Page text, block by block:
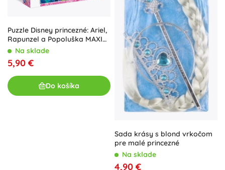
Puzzle Disney princezné: Ariel,
Rapunzel a Popoluška MAXI
60 dielikov
Na sklade
5,90 €
Do košíka
Sada krásy s blond vrkočom
pre malé princezné
Na sklade
4,90 €